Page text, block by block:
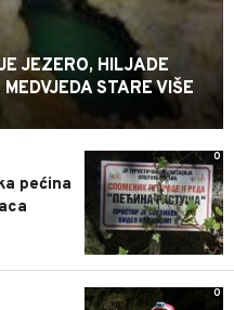
JEZERO, HILJADE
STARE VIŠE
0
pećina
0